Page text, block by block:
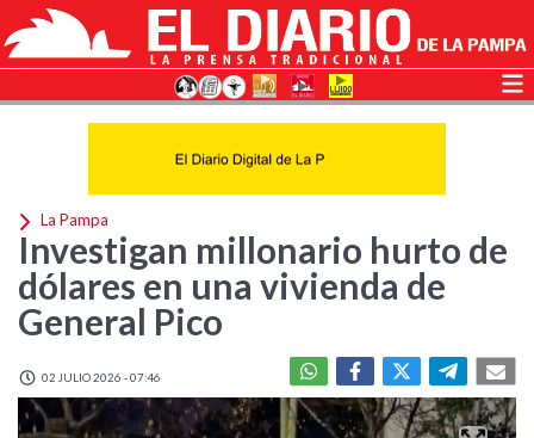
La Pampa
Investigan millonario hurto de
dólares en una vivienda de
General Pico
02 JULIO 2026 - 07:46